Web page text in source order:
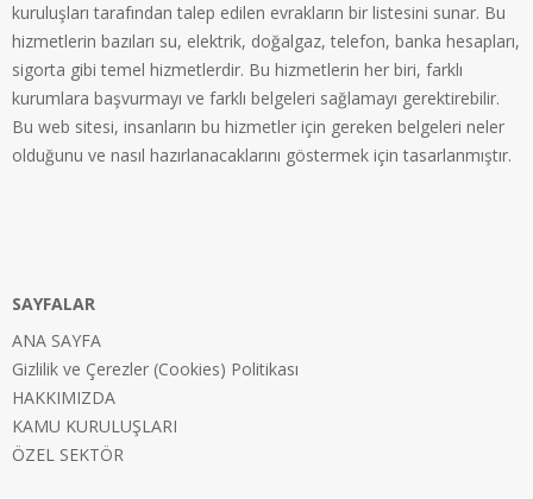
kuruluşları tarafından talep edilen evrakların bir listesini sunar. Bu
hizmetlerin bazıları su, elektrik, doğalgaz, telefon, banka hesapları,
sigorta gibi temel hizmetlerdir. Bu hizmetlerin her biri, farklı
kurumlara başvurmayı ve farklı belgeleri sağlamayı gerektirebilir.
Bu web sitesi, insanların bu hizmetler için gereken belgeleri neler
olduğunu ve nasıl hazırlanacaklarını göstermek için tasarlanmıştır.
SAYFALAR
ANA SAYFA
Gizlilik ve Çerezler (Cookies) Politikası
HAKKIMIZDA
KAMU KURULUŞLARI
ÖZEL SEKTÖR